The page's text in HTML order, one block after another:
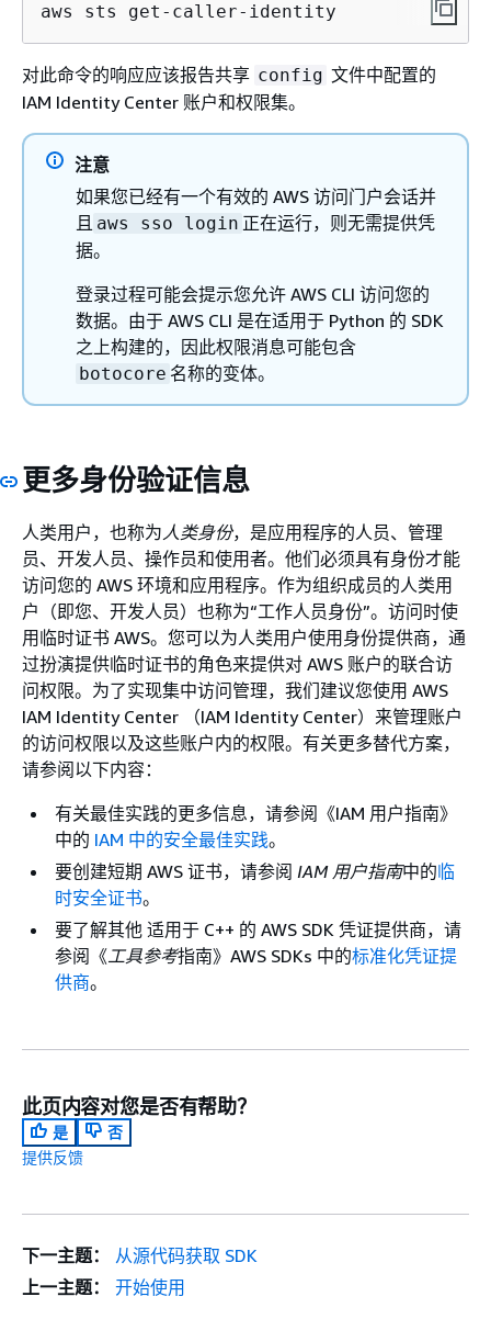
aws sts get-caller-identity
对此命令的响应应该报告共享 config 文件中配置的
IAM Identity Center 账户和权限集。
注意
如果您已经有一个有效的 AWS 访问门户会话并
且 aws sso login 正在运行，则无需提供凭
据。
登录过程可能会提示您允许 AWS CLI 访问您的
数据。由于 AWS CLI 是在适用于 Python 的 SDK
之上构建的，因此权限消息可能包含
botocore 名称的变体。
更多身份验证信息
人类用户，也称为 人类身份，是应用程序的人员、管理
员、开发人员、操作员和使用者。他们必须具有身份才能
访问您的 AWS 环境和应用程序。作为组织成员的人类用
户（即您、开发人员）也称为“工作人员身份”。访问时使
用临时证书 AWS。您可以为人类用户使用身份提供商，通
过扮演提供临时证书的角色来提供对 AWS 账户的联合访
问权限。为了实现集中访问管理，我们建议您使用 AWS
IAM Identity Center （IAM Identity Center）来管理账户
的访问权限以及这些账户内的权限。有关更多替代方案，
请参阅以下内容：
有关最佳实践的更多信息，请参阅《IAM 用户指南》
中的 IAM 中的安全最佳实践。
要创建短期 AWS 证书，请参阅 IAM 用户指南中的临
时安全证书。
要了解其他 适用于 C++ 的 AWS SDK 凭证提供商，请
参阅《工具参考指南》AWS SDKs 中的标准化凭证提
供商。
此页内容对您是否有帮助？
是
否
提供反馈
下一主题：
从源代码获取 SDK
上一主题：
开始使用